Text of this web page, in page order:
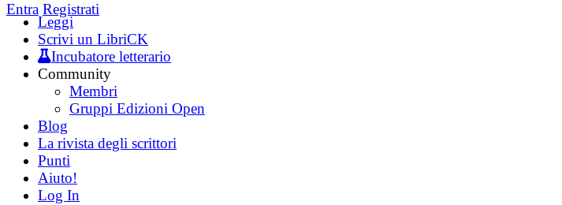
Entra Registrati
Leggi
Scrivi un LibriCK
Incubatore letterario
Community
Membri
Gruppi Edizioni Open
Blog
La rivista degli scrittori
Punti
Aiuto!
Log In